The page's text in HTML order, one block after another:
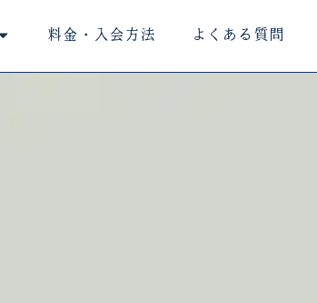
料金・入会方法 よくある質問